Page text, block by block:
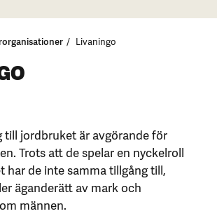
Livaningo
till jordbruket är avgörande för
Trots att de spelar en nyckelroll
har de inte samma tillgång till,
äganderätt av mark och
männen.